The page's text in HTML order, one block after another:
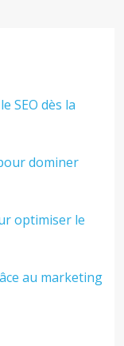
SEO dès la
dominer
optimiser le
au marketing